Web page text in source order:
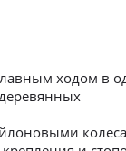
ходом в